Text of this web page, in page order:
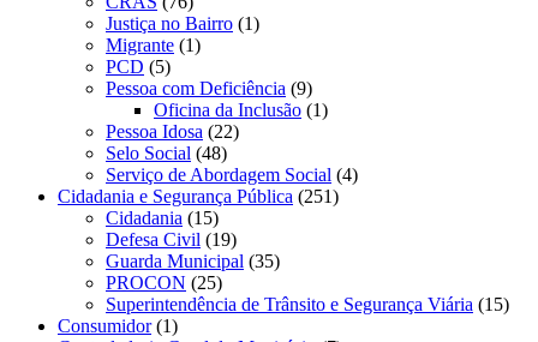
Justiça no Bairro (1)
Migrante (1)
PCD (5)
Pessoa com Deficiência (9)
Oficina da Inclusão (1)
Pessoa Idosa (22)
Selo Social (48)
Serviço de Abordagem Social (4)
Cidadania e Segurança Pública (251)
Cidadania (15)
Defesa Civil (19)
Guarda Municipal (35)
PROCON (25)
Superintendência de Trânsito e Segurança Viária (15)
Consumidor(1)